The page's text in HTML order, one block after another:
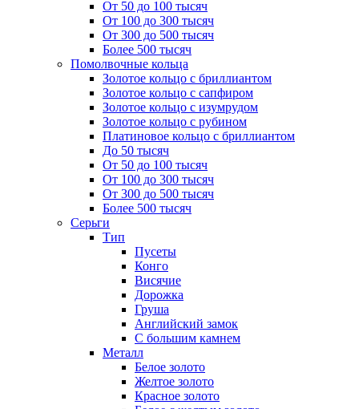
От 50 до 100 тысяч
От 100 до 300 тысяч
От 300 до 500 тысяч
Более 500 тысяч
Помолвочные кольца
Золотое кольцо с бриллиантом
Золотое кольцо с сапфиром
Золотое кольцо с изумрудом
Золотое кольцо с рубином
Платиновое кольцо с бриллиантом
До 50 тысяч
От 50 до 100 тысяч
От 100 до 300 тысяч
От 300 до 500 тысяч
Более 500 тысяч
Серьги
Тип
Пусеты
Конго
Висячие
Дорожка
Груша
Английский замок
С большим камнем
Металл
Белое золото
Желтое золото
Красное золото